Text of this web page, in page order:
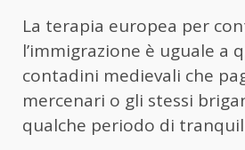
La terapia europea per
l’immigrazione è uguale a
contadini medievali che
mercenari o gli stessi
qualche periodo di